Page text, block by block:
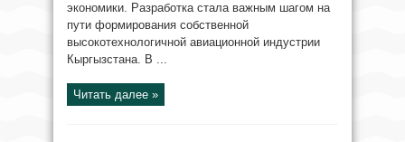
экономики. Разработка стала важным шагом на
пути формирования собственной
высокотехнологичной авиационной индустрии
Кыргызстана. В ...
Читать далее »